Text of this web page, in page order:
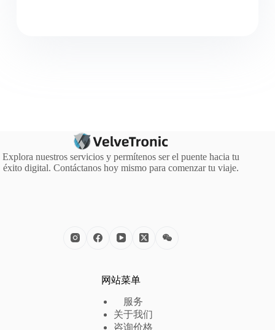
Explora nuestros servicios y permítenos ser el puente hacia tu
éxito digital. Contáctanos hoy mismo para comenzar tu viaje.
网站菜单
服务
关于我们
咨询价格